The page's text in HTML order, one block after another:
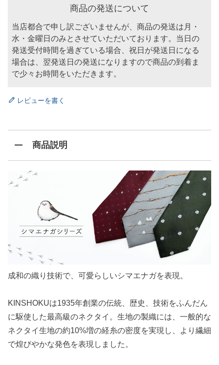
商品の発送について
当店都合で申し訳ございませんが、商品の発送は月・
水・金曜日のみとさせていただいております。当日の
発送受付時間を過ぎている場合、祝日が発送日になる
場合は、翌発送日の発送になりますので商品の到着ま
で少々お時間をいただきます。
レビューを書く
商品説明
成和の織り技術で、可愛らしいシマエナガを表現。
KINSHOKUは1935年創業の伝統、歴史、技術をふんだん
に駆使した最高級のネクタイ。生地の製織には、一般的な
ネクタイ生地の約10%増の経糸の密度を実現し、より繊細
で煌びやかな発色を表現しました。